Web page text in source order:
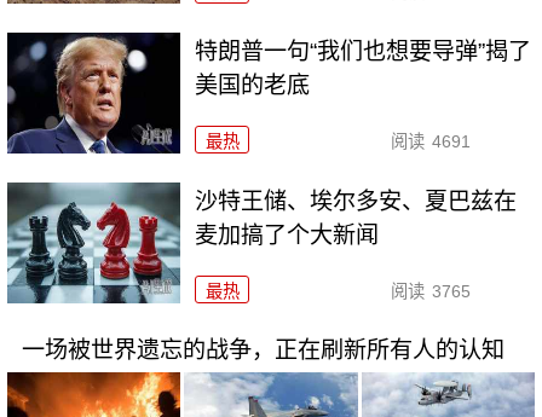
特朗普一句“我们也想要导弹”揭了
美国的老底
最热 阅读 4691
沙特王储、埃尔多安、夏巴兹在
麦加搞了个大新闻
最热 阅读 3765
一场被世界遗忘的战争，正在刷新所有人的认知